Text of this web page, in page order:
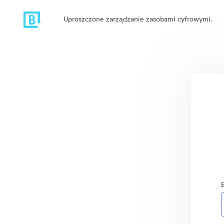
Uproszczone zarządzanie zasobami cyfrowymi.